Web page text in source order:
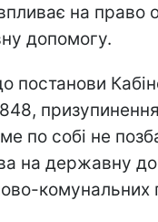
на право
допомогу.
постанови
по собі не
на державну
комунальних